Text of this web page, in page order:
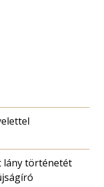
lány történetét